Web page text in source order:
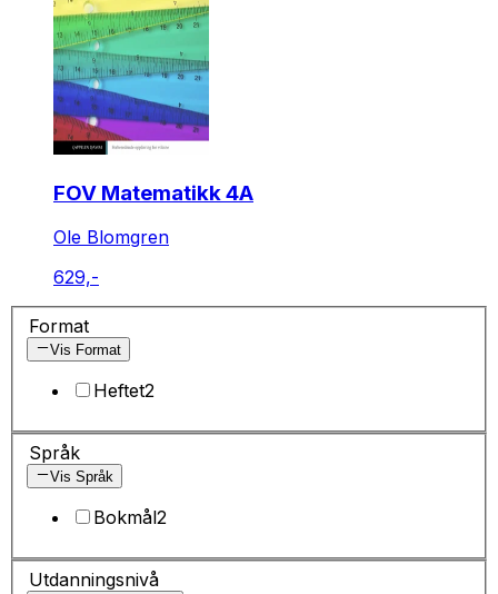
FOV Matematikk 4A
Ole Blomgren
629,-
Format
Vis Format
Heftet2
Språk
Vis Språk
Bokmål2
Utdanningsnivå